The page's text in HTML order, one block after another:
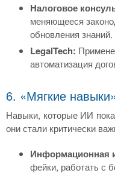
Налоговое
меняющееся
обновления знаний.
LegalTech:
автоматизация
6. «Мягкие
Навыки, которые ИИ
они стали критически
Информационная
фейки, работать с